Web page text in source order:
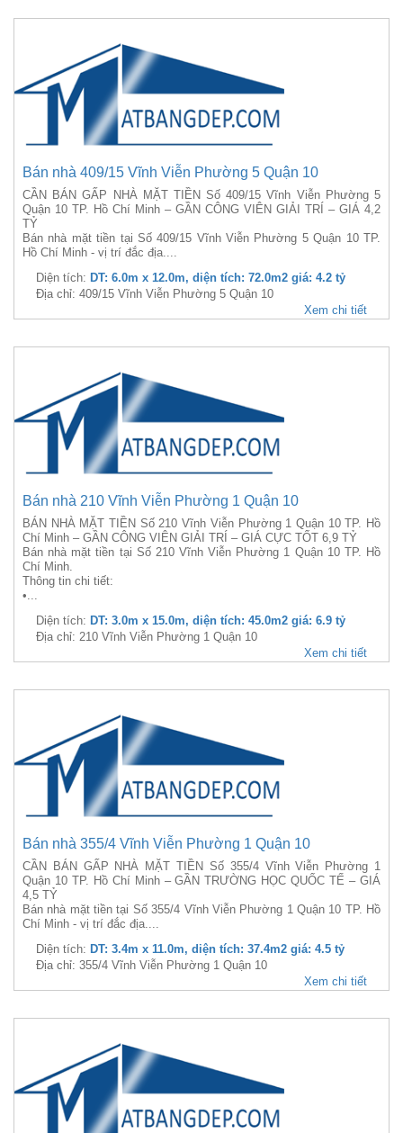
Bán nhà 409/15 Vĩnh Viễn Phường 5 Quận 10
CẦN BÁN GẤP NHÀ MẶT TIỀN Số 409/15 Vĩnh Viễn Phường 5
Quận 10 TP. Hồ Chí Minh – GẦN CÔNG VIÊN GIẢI TRÍ – GIÁ 4,2
TỶ
Bán nhà mặt tiền tại Số 409/15 Vĩnh Viễn Phường 5 Quận 10 TP.
Hồ Chí Minh - vị trí đắc địa....
Diện tích: DT: 6.0m x 12.0m, diện tích: 72.0m2 giá: 4.2 tỷ
Địa chỉ: 409/15 Vĩnh Viễn Phường 5 Quận 10
Xem chi tiết
Bán nhà 210 Vĩnh Viễn Phường 1 Quận 10
BÁN NHÀ MẶT TIỀN Số 210 Vĩnh Viễn Phường 1 Quận 10 TP. Hồ
Chí Minh – GẦN CÔNG VIÊN GIẢI TRÍ – GIÁ CỰC TỐT 6,9 TỶ
Bán nhà mặt tiền tại Số 210 Vĩnh Viễn Phường 1 Quận 10 TP. Hồ
Chí Minh.
Thông tin chi tiết:
•...
Diện tích: DT: 3.0m x 15.0m, diện tích: 45.0m2 giá: 6.9 tỷ
Địa chỉ: 210 Vĩnh Viễn Phường 1 Quận 10
Xem chi tiết
Bán nhà 355/4 Vĩnh Viễn Phường 1 Quận 10
CẦN BÁN GẤP NHÀ MẶT TIỀN Số 355/4 Vĩnh Viễn Phường 1
Quận 10 TP. Hồ Chí Minh – GẦN TRƯỜNG HỌC QUỐC TẾ – GIÁ
4,5 TỶ
Bán nhà mặt tiền tại Số 355/4 Vĩnh Viễn Phường 1 Quận 10 TP. Hồ
Chí Minh - vị trí đắc địa....
Diện tích: DT: 3.4m x 11.0m, diện tích: 37.4m2 giá: 4.5 tỷ
Địa chỉ: 355/4 Vĩnh Viễn Phường 1 Quận 10
Xem chi tiết